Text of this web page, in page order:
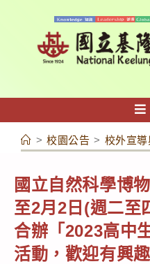
容
> 校園公告 > 校外宣導
國立自然科學博
至2月2日(週二至
合辦「2023高中
活動，歡迎有興